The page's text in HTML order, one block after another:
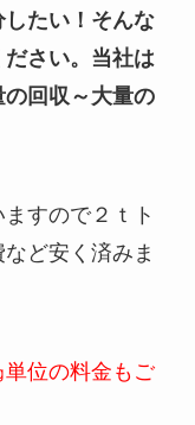
たい！そんな
さい。当社は
回収～大量の
すので２ｔト
ど安く済みま
位の料金もご